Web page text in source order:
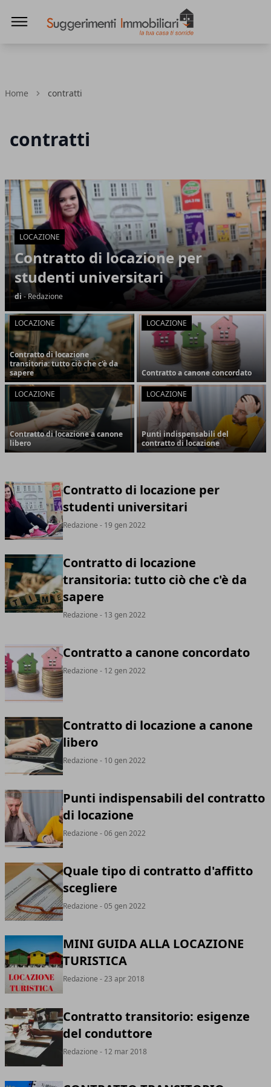
Home contratti
contratti
Articoli in Evidenza
LOCAZIONE
Contratto di locazione per
studenti universitari
di- Redazione
LOCAZIONE
Contratto di locazione
transitoria: tutto ciò che c'è da
sapere
LOCAZIONE
Contratto a canone concordato
LOCAZIONE
Contratto di locazione a canone
libero
LOCAZIONE
Punti indispensabili del
contratto di locazione
Contratto di locazione per
studenti universitari
Redazione - 19 gen 2022
Contratto di locazione
transitoria: tutto ciò che c'è da
sapere
Redazione - 13 gen 2022
Contratto a canone concordato
Redazione - 12 gen 2022
Contratto di locazione a canone
libero
Redazione - 10 gen 2022
Punti indispensabili del contratto
di locazione
Redazione - 06 gen 2022
Quale tipo di contratto d'affitto
scegliere
Redazione - 05 gen 2022
MINI GUIDA ALLA LOCAZIONE
TURISTICA
Redazione - 23 apr 2018
Contratto transitorio: esigenze
del conduttore
Redazione - 12 mar 2018